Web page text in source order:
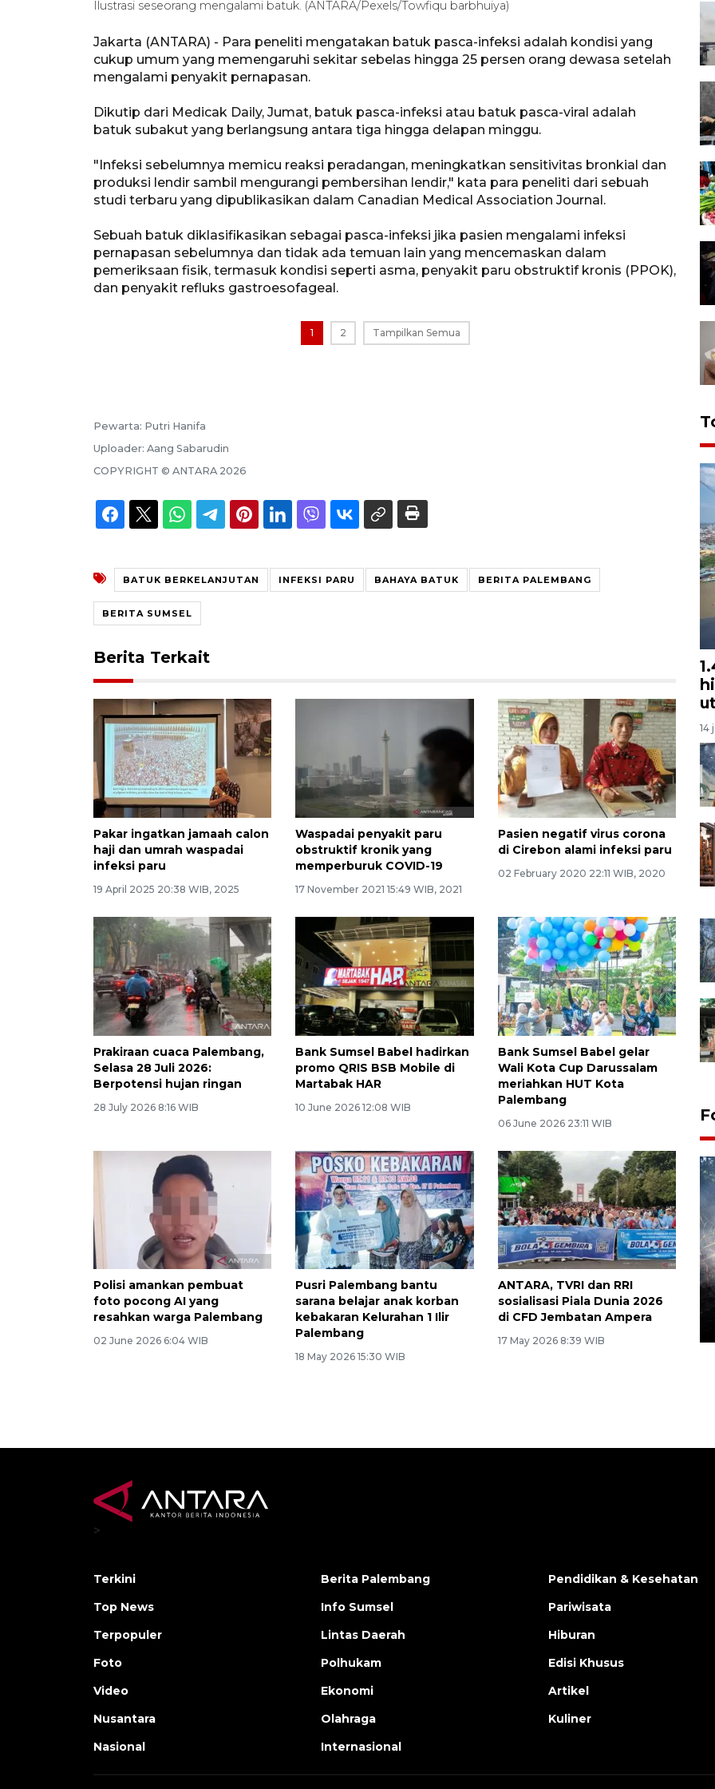
Ilustrasi seseorang mengalami batuk. (ANTARA/Pexels/Towfiqu barbhuiya)
Jakarta (ANTARA) - Para peneliti mengatakan batuk pasca-infeksi adalah kondisi yang
cukup umum yang memengaruhi sekitar sebelas hingga 25 persen orang dewasa setelah
mengalami penyakit pernapasan.
Dikutip dari Medicak Daily, Jumat, batuk pasca-infeksi atau batuk pasca-viral adalah
batuk subakut yang berlangsung antara tiga hingga delapan minggu.
"Infeksi sebelumnya memicu reaksi peradangan, meningkatkan sensitivitas bronkial dan
produksi lendir sambil mengurangi pembersihan lendir," kata para peneliti dari sebuah
studi terbaru yang dipublikasikan dalam Canadian Medical Association Journal.
Sebuah batuk diklasifikasikan sebagai pasca-infeksi jika pasien mengalami infeksi
pernapasan sebelumnya dan tidak ada temuan lain yang mencemaskan dalam
pemeriksaan fisik, termasuk kondisi seperti asma, penyakit paru obstruktif kronis (PPOK),
dan penyakit refluks gastroesofageal.
1 2 Tampilkan Semua
Pewarta: Putri Hanifa
Uploader: Aang Sabarudin
COPYRIGHT © ANTARA 2026
BATUK BERKELANJUTAN INFEKSI PARU BAHAYA BATUK BERITA PALEMBANG
BERITA SUMSEL
Berita Terkait
Pakar ingatkan jamaah calon
haji dan umrah waspadai
infeksi paru
19 April 2025 20:38 WIB, 2025
Waspadai penyakit paru
obstruktif kronik yang
memperburuk COVID-19
17 November 2021 15:49 WIB, 2021
Pasien negatif virus corona
di Cirebon alami infeksi paru
02 February 2020 22:11 WIB, 2020
Prakiraan cuaca Palembang,
Selasa 28 Juli 2026:
Berpotensi hujan ringan
28 July 2026 8:16 WIB
Bank Sumsel Babel hadirkan
promo QRIS BSB Mobile di
Martabak HAR
10 June 2026 12:08 WIB
Bank Sumsel Babel gelar
Wali Kota Cup Darussalam
meriahkan HUT Kota
Palembang
06 June 2026 23:11 WIB
Polisi amankan pembuat
foto pocong AI yang
resahkan warga Palembang
02 June 2026 6:04 WIB
Pusri Palembang bantu
sarana belajar anak korban
kebakaran Kelurahan 1 Ilir
Palembang
18 May 2026 15:30 WIB
ANTARA, TVRI dan RRI
sosialisasi Piala Dunia 2026
di CFD Jembatan Ampera
17 May 2026 8:39 WIB
14
Alokasi anggaran untuk bibit
kopi arabika Gayo
15 June 2026 11:15 WIB
>
Terkini
Top News
Terpopuler
Foto
Video
Nusantara
Nasional
Berita Palembang
Info Sumsel
Lintas Daerah
Polhukam
Ekonomi
Olahraga
Internasional
Pendidikan & Kesehatan
Pariwisata
Hiburan
Edisi Khusus
Artikel
Kuliner